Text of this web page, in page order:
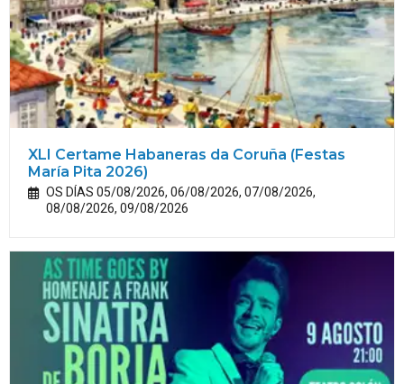
XLI Certame Habaneras da Coruña (Festas
María Pita 2026)
OS DÍAS 05/08/2026, 06/08/2026, 07/08/2026,
08/08/2026, 09/08/2026